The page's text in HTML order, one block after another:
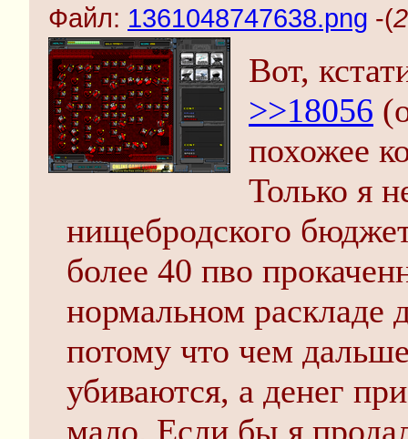
Файл: 1361048747638.png -(
Вот,
>>18056
похожее
Только я
нищебродского
более 40 пво
нормальном раскладе
потому что чем
убиваются, а денег
мало. Если бы я